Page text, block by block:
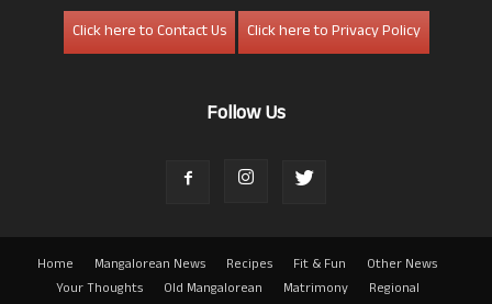
Click here to Contact Us
Click here to Privacy Policy
Follow Us
Home Mangalorean News Recipes Fit & Fun
Other News
Your Thoughts
Old Mangalorean Matrimony
Regional